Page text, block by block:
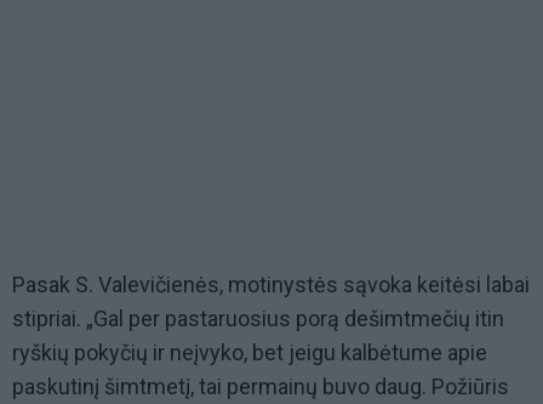
Pasak S. Valevičienės, motinystės sąvoka keitėsi labai
stipriai. „Gal per pastaruosius porą dešimtmečių itin
ryškių pokyčių ir neįvyko, bet jeigu kalbėtume apie
paskutinį šimtmetį, tai permainų buvo daug. Požiūris